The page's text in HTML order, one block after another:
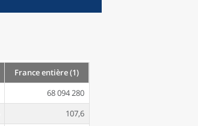
France entière (1)
68 094 280
107,6